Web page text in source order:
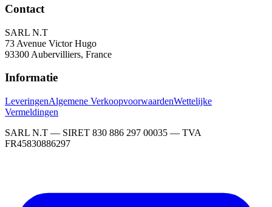
Contact
SARL N.T
73 Avenue Victor Hugo
93300 Aubervilliers, France
Informatie
LeveringenAlgemene VerkoopvoorwaardenWettelijke
Vermeldingen
SARL N.T — SIRET 830 886 297 00035 — TVA
FR45830886297